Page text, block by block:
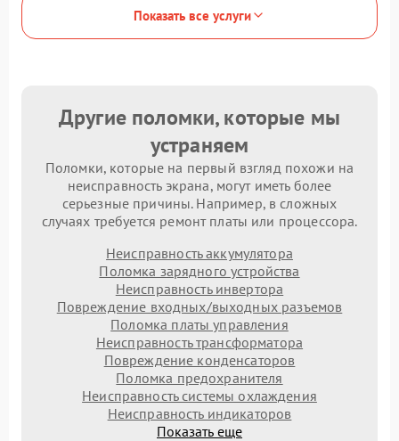
Показать все услуги
Другие поломки, которые мы
устраняем
Поломки, которые на первый взгляд похожи на
неисправность экрана, могут иметь более
серьезные причины. Например, в сложных
случаях требуется ремонт платы или процессора.
Неисправность аккумулятора
Поломка зарядного устройства
Неисправность инвертора
Повреждение входных/выходных разъемов
Поломка платы управления
Неисправность трансформатора
Повреждение конденсаторов
Поломка предохранителя
Неисправность системы охлаждения
Неисправность индикаторов
Показать еще